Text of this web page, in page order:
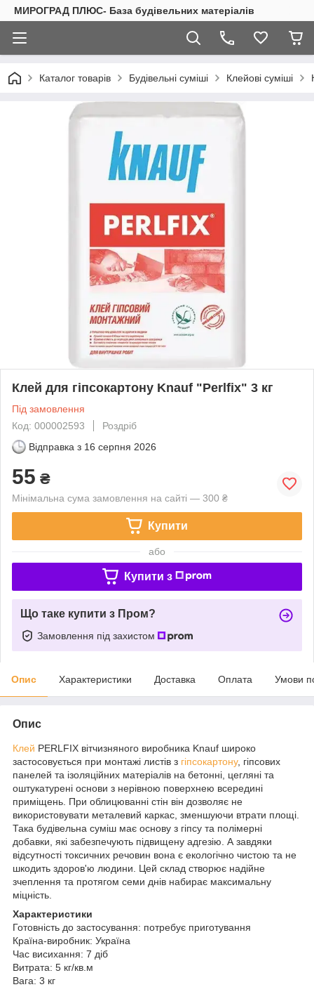
МИРОГРАД ПЛЮС- База будівельних матеріалів
Каталог товарів Будівельні суміші Клейові суміші
Клей для гіпсокартону Knauf "Perlfix" 3 кг
Під замовлення
Код: 000002593
Роздріб
Відправка з 16 серпня 2026
55 ₴
Мінімальна сума замовлення на сайті — 300 ₴
Купити
або
Купити з
Що таке купити з Пром?
Замовлення під захистом
Опис Характеристики Доставка Оплата Умови
Опис
Клей PERLFIX вітчизняного виробника Knauf широко
застосовується при монтажі листів з гіпсокартону, гіпсових
панелей та ізоляційних матеріалів на бетонні, цегляні та
оштукатурені основи з нерівною поверхнею всередині
приміщень. При облицюванні стін він дозволяє не
використовувати металевий каркас, зменшуючи втрати площі.
Така будівельна суміш має основу з гіпсу та полімерні
добавки, які забезпечують підвищену адгезію. А завдяки
відсутності токсичних речовин вона є екологічно чистою та не
шкодить здоров'ю людини. Цей склад створює надійне
зчеплення та протягом семи днів набирає максимальну
міцність.
Характеристики
Готовність до застосування: потребує приготування
Країна-виробник: Україна
Час висихання: 7 діб
Витрата: 5 кг/кв.м
Вага: 3 кг